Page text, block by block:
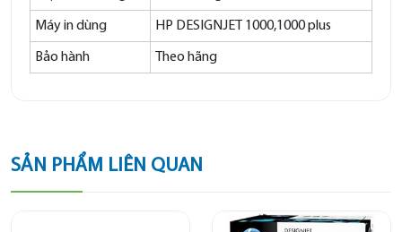
Máy in dùng HP DESIGNJET 1000,1000 plus
Bảo hành Theo hãng
SẢN PHẨM LIÊN QUAN